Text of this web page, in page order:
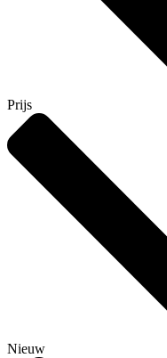
Prijs
Nieuw